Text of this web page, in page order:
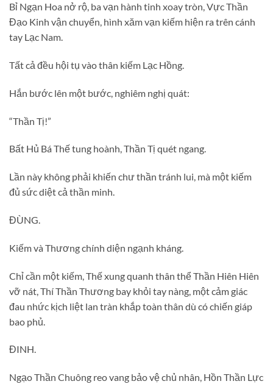
Bỉ Ngạn Hoa nở rộ, ba vạn hành tinh xoay tròn, Vực Thần
Đạo Kinh vận chuyển, hình xăm vạn kiếm hiện ra trên cánh
tay Lạc Nam.
Tất cả đều hội tụ vào thân kiếm Lạc Hồng.
Hắn bước lên một bước, nghiêm nghị quát:
“Thần Tị!”
Bất Hủ Bá Thế tung hoành, Thần Tị quét ngang.
Lần này không phải khiến chư thần tránh lui, mà một kiếm
đủ sức diệt cả thần minh.
ĐÙNG.
Kiếm và Thương chính diện ngạnh kháng.
Chỉ cần một kiếm, Thế xung quanh thân thể Thần Hiên Hiên
vỡ nát, Thí Thần Thương bay khỏi tay nàng, một cảm giác
đau nhức kịch liệt lan tràn khắp toàn thân dù có chiến giáp
bao phủ.
ĐINH.
Ngạo Thần Chuông reo vang bảo vệ chủ nhân, Hồn Thần Lực